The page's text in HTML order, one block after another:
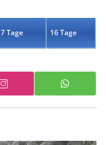
7 Tage 16 Tage